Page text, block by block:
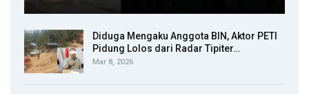
Diduga Mengaku Anggota BIN, Aktor PETI
Pidung Lolos dari Radar Tipiter…
Mar 8, 2026